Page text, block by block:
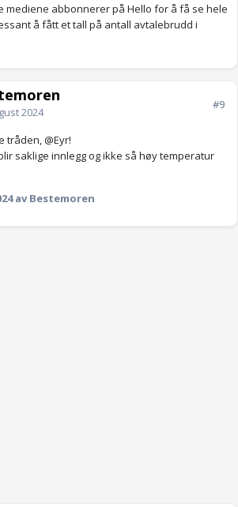
mediene abbonnerer på Hello for å få se hele
å fått et tall på antall avtalebrudd i
2024
#9
tråden,@Eyr!
saklige innlegg og ikke så høy temperatur
av Bestemoren